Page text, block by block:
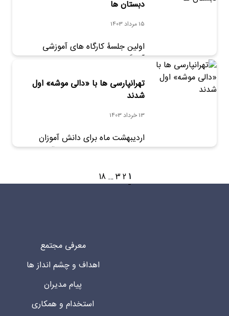
دبستان ها
15 مرداد 1403
اولین جلسۀ کارگاه های آموزشی
آموزگاران مقطع ابتدایی مدارس علامه
تخصصی در کلاس» ۱۵ مردادماه برگزار
شد.
تهرانپارسی ها با «دالی موشه» اول
شدند
13 خرداد 1403
اردیبهشت ماه برای دانش آموزان
دبستان واحد تهرانپارس، با قهرمانی در
جشن و اردو سپری شد.
1
2
3
…
18
معرفی مجتمع
اهداف و چشم انداز ها
پیام مدیران
استخدام و همکاری